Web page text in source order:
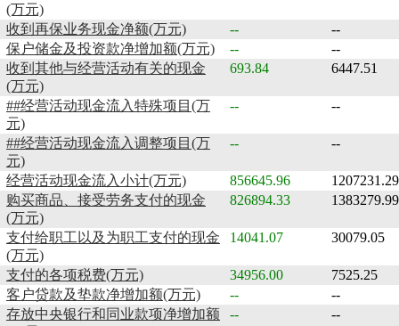
(万元)
收到再保业务现金净额(万元) --
--
保户储金及投资款净增加额(万元)
--
--
收到其他与经营活动有关的现金
(万元)
693.84 6447.51
##经营活动现金流入特殊项目(万
元)
-- --
##经营活动现金流入调整项目(万
元)
-- --
经营活动现金流入小计(万元) 856645.96
1207231.29
购买商品、接受劳务支付的现金
(万元)
826894.33 1383279.99
支付给职工以及为职工支付的现金
(万元)
14041.07 30079.05
支付的各项税费(万元) 34956.00
7525.25
客户贷款及垫款净增加额(万元)
--
--
存放中央银行和同业款项净增加额
-- --